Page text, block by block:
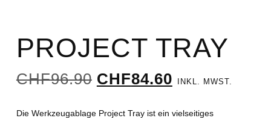
PROJECT TRAY
CHF96.90 CHF84.60 INKL. MWST.
Die Werkzeugablage Project Tray ist ein vielseitiges